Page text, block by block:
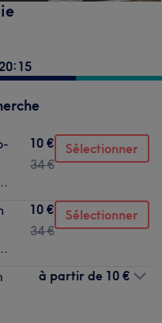
10 €
34 €
Sélectionner
10 €
34 €
Sélectionner
à partir de 10 €